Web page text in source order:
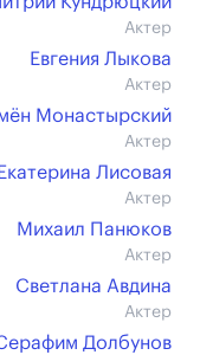
Актер
Евгения Лыкова
Актер
Монастырский
Актер
Екатерина Лисовая
Актер
Михаил Панюков
Актер
Светлана Авдина
Актер
Долбунов